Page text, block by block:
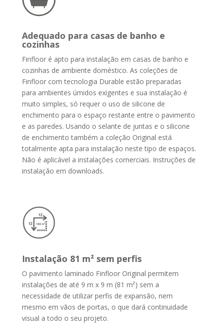
Adequado para casas de banho e
cozinhas
Finfloor é apto para instalação em casas de banho e
cozinhas de ambiente doméstico. As coleções de
Finfloor com tecnologia Durable estão preparadas
para ambientes úmidos exigentes e sua instalação é
muito simples, só requer o uso de silicone de
enchimento para o espaço restante entre o pavimento
e as paredes. Usando o selante de juntas e o silicone
de enchimento também a coleção Original está
totalmente apta para instalação neste tipo de espaços.
Não é aplicável a instalações comerciais. Instruções de
instalação em downloads.
Instalação 81 m² sem perfis
O pavimento laminado Finfloor Original permitem
instalações de até 9 m x 9 m (81 m²) sem a
necessidade de utilizar perfis de expansão, nem
mesmo em vãos de portas, o que dará continuidade
visual a todo o seu projeto.